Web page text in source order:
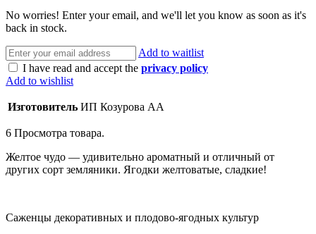
No worries! Enter your email, and we'll let you know as soon as it's
back in stock.
Add to waitlist
I have read and accept the privacy policy
Add to wishlist
Изготовитель ИП Козурова АА
6 Просмотра товара.
Желтое чудо — удивительно ароматный и отличный от
других сорт земляники. Ягодки желтоватые, сладкие!
Саженцы декоративных и плодово-ягодных культур